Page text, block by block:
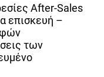
After-Sales
επισκευή –
των